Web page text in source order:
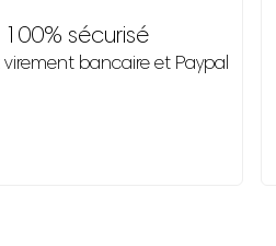
sécurisé
bancaire et Paypal